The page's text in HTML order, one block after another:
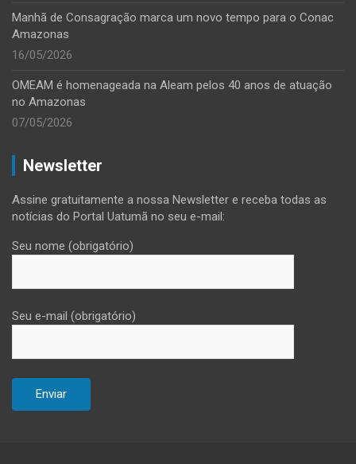
Manhã de Consagração marca um novo tempo para o Conac
Amazonas
16/05/2026
OMEAM é homenageada na Aleam pelos 40 anos de atuação
no Amazonas
07/05/2026
Newsletter
Assine gratuitamente a nossa Newsletter e receba todas as
notícias do Portal Uatumã no seu e-mail:
Seu nome (obrigatório)
Seu e-mail (obrigatório)